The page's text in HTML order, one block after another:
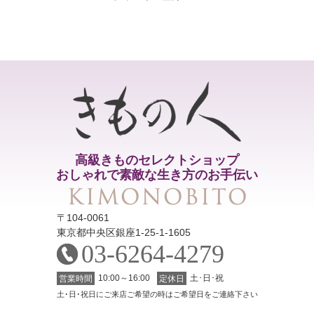
高級きものセレクトショップ
おしゃれで素敵な生き方のお手伝い
〒104-0061
東京都中央区銀座1-25-1-1605
03-6264-4279
営業時間 10:00～16:00 定休日 土･日･祝
土･日･祝日にご来店ご希望の時はご希望日をご連絡下さい